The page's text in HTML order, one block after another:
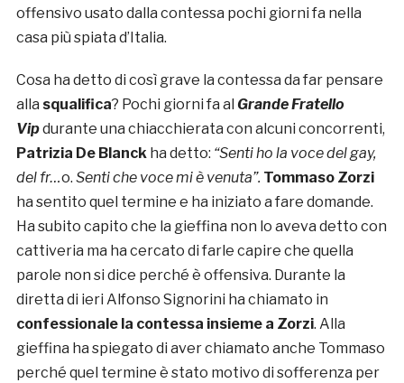
offensivo usato dalla contessa pochi giorni fa nella
casa più spiata d’Italia.
Cosa ha detto di così grave la contessa da far pensare
alla squalifica? Pochi giorni fa al Grande Fratello
Vipdurante una chiacchierata con alcuni concorrenti,
Patrizia De Blanck ha detto: “Senti ho la voce del gay,
del fr…o. Senti che voce mi è venuta”. Tommaso Zorzi
ha sentito quel termine e ha iniziato a fare domande.
Ha subito capito che la gieffina non lo aveva detto con
cattiveria ma ha cercato di farle capire che quella
parole non si dice perché è offensiva. Durante la
diretta di ieri Alfonso Signorini ha chiamato in
confessionale la contessa insieme a Zorzi. Alla
gieffina ha spiegato di aver chiamato anche Tommaso
perché quel termine è stato motivo di sofferenza per